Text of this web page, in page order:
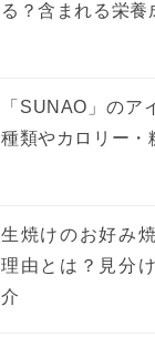
る？含まれる栄養
「SUNAO」のア
種類やカロリー・
生焼けのお好み
理由とは？見分
介